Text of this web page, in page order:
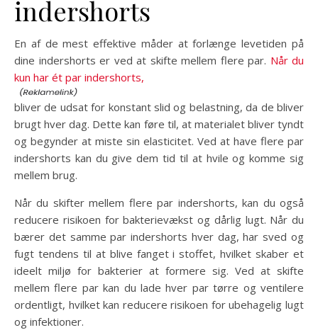
indershorts
En af de mest effektive måder at forlænge levetiden på
dine indershorts er ved at skifte mellem flere par. Når du
kun har ét par indershorts,
bliver de udsat for konstant slid og belastning, da de bliver
brugt hver dag. Dette kan føre til, at materialet bliver tyndt
og begynder at miste sin elasticitet. Ved at have flere par
indershorts kan du give dem tid til at hvile og komme sig
mellem brug.
Når du skifter mellem flere par indershorts, kan du også
reducere risikoen for bakterievækst og dårlig lugt. Når du
bærer det samme par indershorts hver dag, har sved og
fugt tendens til at blive fanget i stoffet, hvilket skaber et
ideelt miljø for bakterier at formere sig. Ved at skifte
mellem flere par kan du lade hver par tørre og ventilere
ordentligt, hvilket kan reducere risikoen for ubehagelig lugt
og infektioner.